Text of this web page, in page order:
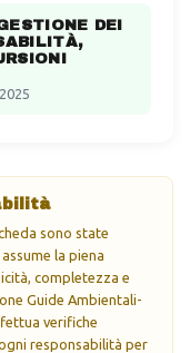
DEI
sono state
la piena
completezza e
Guide Ambientali-
verifiche
responsabilità per